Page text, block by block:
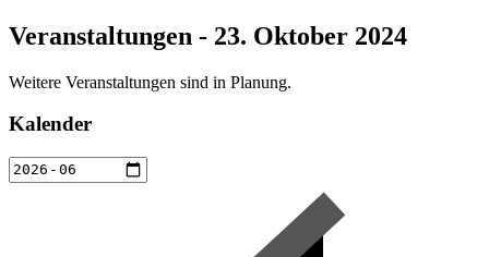
Veranstaltungen - 23. Oktober 2024
Weitere Veranstaltungen sind in Planung.
Kalender